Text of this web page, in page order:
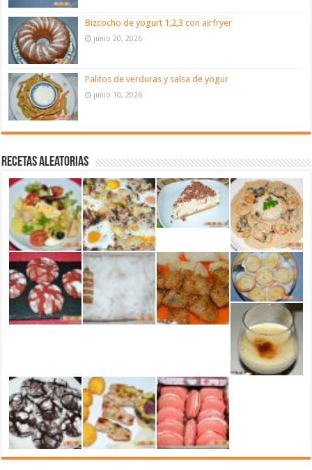
Bizcocho de yogurt 1,2,3 con airfryer
junio 20, 2026
Palitos de verduras y salsa de yogur
junio 10, 2026
Recetas aleatorias